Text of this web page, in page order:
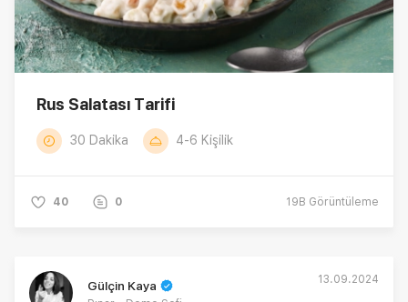
Rus Salatası Tarifi
30 Dakika 4-6 Kişilik
40 0 19B Görüntüleme
Gülçin Kaya 13.09.2024